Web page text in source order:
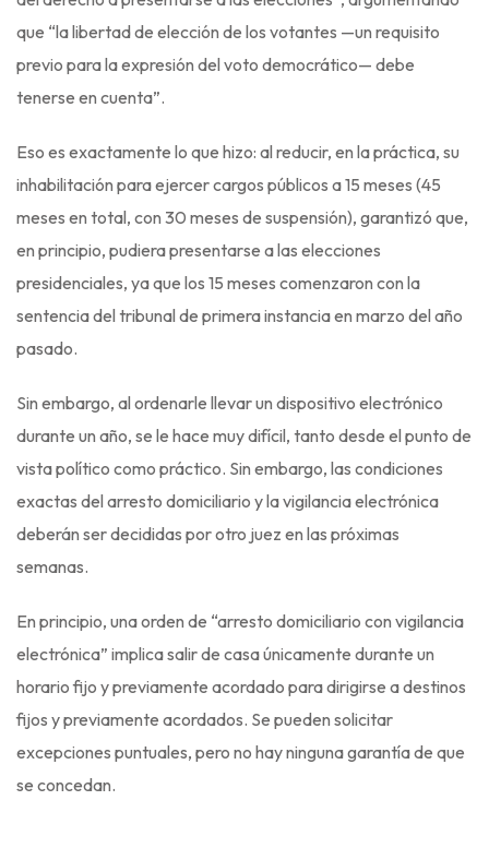
que “la libertad de elección de los votantes —un requisito
previo para la expresión del voto democrático— debe
tenerse en cuenta”.
Eso es exactamente lo que hizo: al reducir, en la práctica, su
inhabilitación para ejercer cargos públicos a 15 meses (45
meses en total, con 30 meses de suspensión), garantizó que,
en principio, pudiera presentarse a las elecciones
presidenciales, ya que los 15 meses comenzaron con la
sentencia del tribunal de primera instancia en marzo del año
pasado.
Sin embargo, al ordenarle llevar un dispositivo electrónico
durante un año, se le hace muy difícil, tanto desde el punto de
vista político como práctico. Sin embargo, las condiciones
exactas del arresto domiciliario y la vigilancia electrónica
deberán ser decididas por otro juez en las próximas
semanas.
En principio, una orden de “arresto domiciliario con vigilancia
electrónica” implica salir de casa únicamente durante un
horario fijo y previamente acordado para dirigirse a destinos
fijos y previamente acordados. Se pueden solicitar
excepciones puntuales, pero no hay ninguna garantía de que
se concedan.